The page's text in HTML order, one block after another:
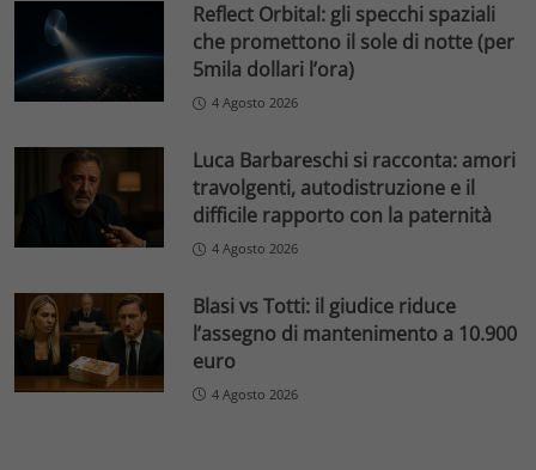
Reflect Orbital: gli specchi spaziali
che promettono il sole di notte (per
5mila dollari l’ora)
4 Agosto 2026
Luca Barbareschi si racconta: amori
travolgenti, autodistruzione e il
difficile rapporto con la paternità
4 Agosto 2026
Blasi vs Totti: il giudice riduce
l’assegno di mantenimento a 10.900
euro
4 Agosto 2026